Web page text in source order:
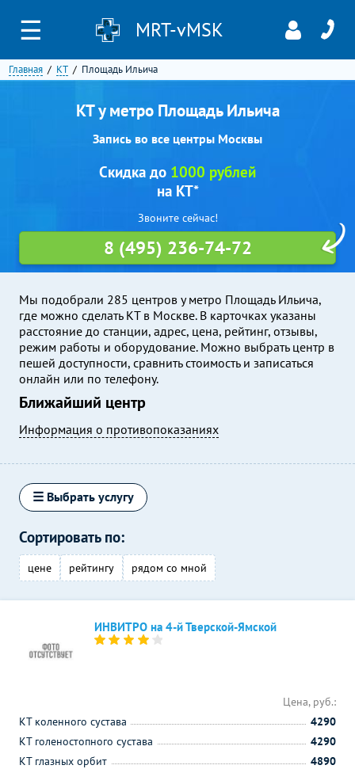
☰ MRT-vMSK
Главная КТ Площадь Ильича
КТ у метро Площадь Ильича
Запись во все центры Москвы
Мы подобрали 285 центров у метро Площадь Ильича,
где можно сделать КТ в Москве. В карточках указаны
расстояние до станции, адрес, цена, рейтинг, отзывы,
режим работы и оборудование. Можно выбрать центр в
пешей доступности, сравнить стоимость и записаться
онлайн или по телефону.
Ближайший центр
Информация о противопоказаниях
Скидка до 1000 рублей
на КТ*
Звоните сейчас!
8 (495) 236-74-72
☰ Выбрать услугу
Сортировать по:
цене рейтингу рядом со мной
ИНВИТРО на 4-й Тверской-Ямской
Цена, руб.:
КТ коленного сустава
4290
КТ голеностопного сустава
4290
КТ глазных орбит
4890